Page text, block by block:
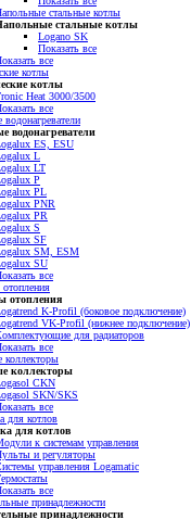
стальные котлы
стальные котлы
Logano SK
Показать все
все
котлы
котлы
Heat 3000/3500
все
водонагреватели
ES, ESU
L
LT
P
PL
PNR
PR
S
SF
SM, ESM
SU
все
отопления
K-Profil (боковое подключение)
VK-Profil (нижнее подключение)
для радиаторов
все
коллекторы
коллекторы
CKN
SKN/SKS
все
для котлов
для котлов
к системам управления
и регуляторы
управления Logamatic
все
принадлежности
принадлежности